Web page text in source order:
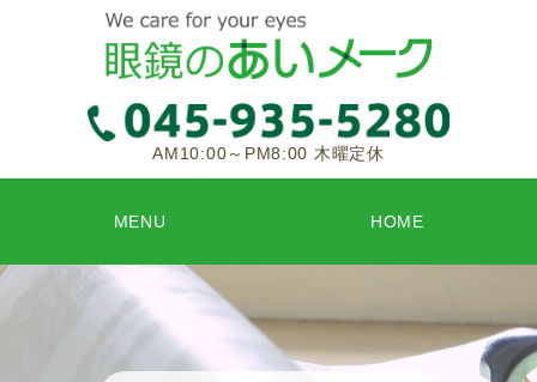
AM10:00～PM8:00 木曜定休
MENU HOME